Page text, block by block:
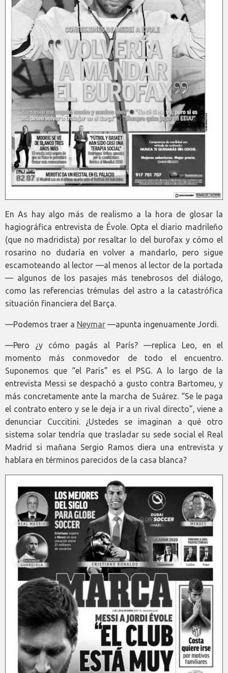
En As hay algo más de realismo a la hora de glosar la
hagiográfica entrevista de Évole. Opta el diario madrileño
(que no madridista) por resaltar lo del burofax y cómo el
rosarino no dudaría en volver a mandarlo, pero sigue
escamoteando al lector —al menos al lector de la portada
— algunos de los pasajes más tenebrosos del diálogo,
como las referencias trémulas del astro a la catastrófica
situación financiera del Barça.
—Podemos traer a Neymar —apunta ingenuamente Jordi.
—Pero ¿y cómo pagás al París? —replica Leo, en el
momento más conmovedor de todo el encuentro.
Suponemos que “el París” es el PSG. A lo largo de la
entrevista Messi se despachó a gusto contra Bartomeu, y
más concretamente ante la marcha de Suárez. “Se le paga
el contrato entero y se le deja ir a un rival directo”, viene a
denunciar Cuccitini. ¿Ustedes se imaginan a qué otro
sistema solar tendría que trasladar su sede social el Real
Madrid si mañana Sergio Ramos diera una entrevista y
hablara en términos parecidos de la casa blanca?